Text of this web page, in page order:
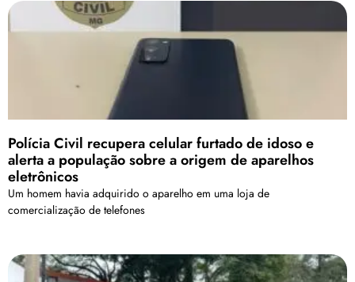
Polícia Civil recupera celular furtado de idoso e
alerta a população sobre a origem de aparelhos
eletrônicos
Um homem havia adquirido o aparelho em uma loja de
comercialização de telefones